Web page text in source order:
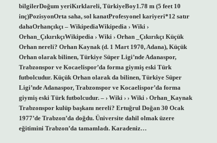
bilgilerDoğum yeriKırklareli, TürkiyeBoy1.78 m (5 feet 10
inç)PozisyonOrta saha, sol kanatProfesyonel kariyeri*12 satır
dahaOrhançıkçı – WikipediaWikipedia › Wiki ›
Orhan_ÇıkırıkçıWikipedia › Wiki › Orhan _Çıkırıkçı Küçük
Orhan nereli? Orhan Kaynak (d. 1 Mart 1970, Adana), Küçük
Orhan olarak bilinen, Türkiye Süper Ligi’nde Adanaspor,
Trabzonspor ve Kocaelispor’da forma giymiş eski Türk
futbolcudur. Küçük Orhan olarak da bilinen, Türkiye Süper
Ligi’nde Adanaspor, Trabzonspor ve Kocaelispor’da forma
giymiş eski Türk futbolcudur. – › Wiki › › Wiki › Orhan_Kaynak
Trabzonspor kulüp başkanı nereli? Ertuğrul Doğan 30 Ocak
1977’de Trabzon’da doğdu. Üniversite dahil olmak üzere
eğitimini Trabzon’da tamamladı. Karadeniz…